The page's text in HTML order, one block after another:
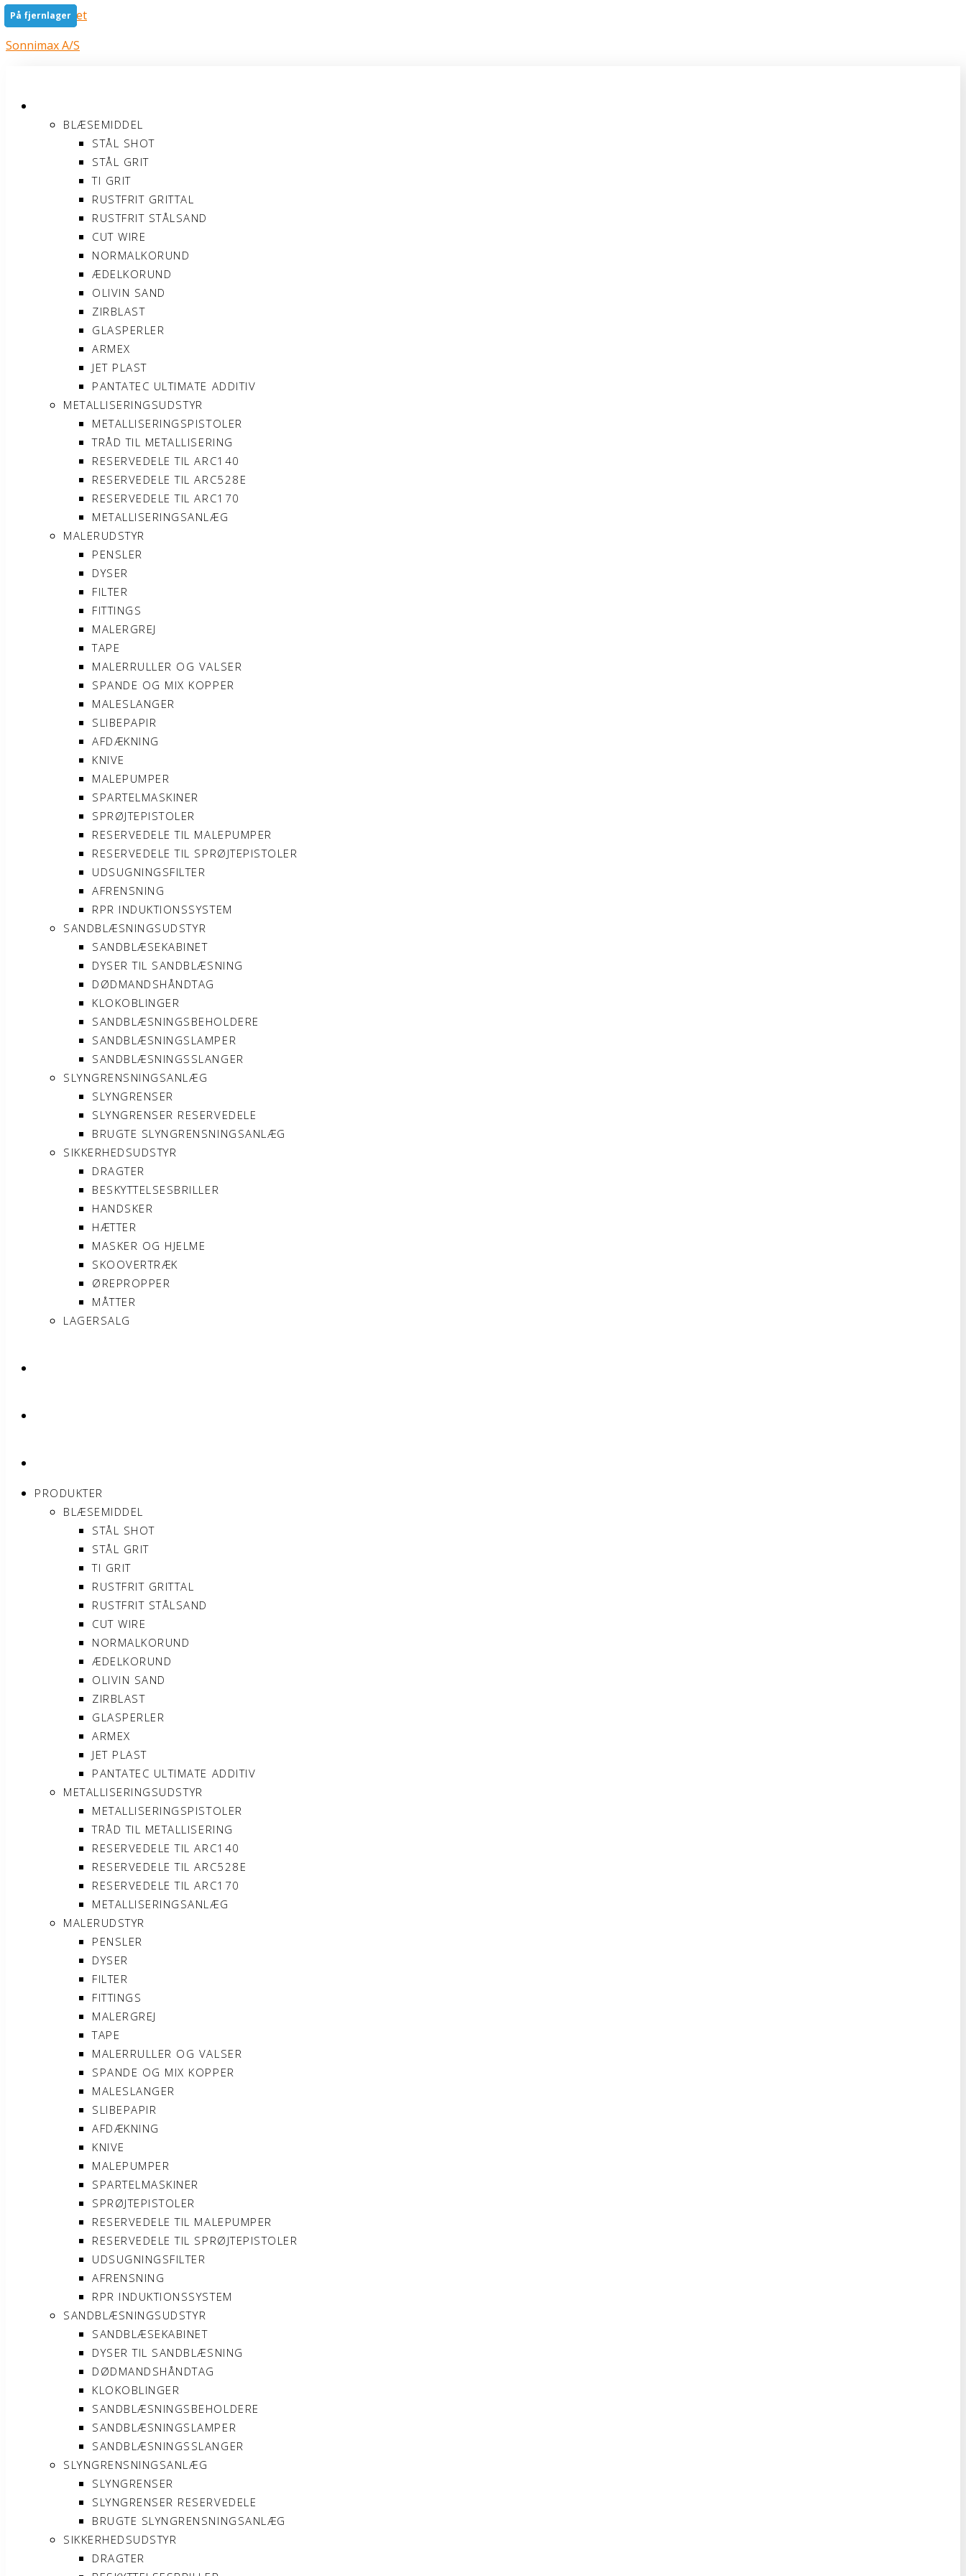
Gå til indholdet
Sonnimax A/S
BLÆSEMIDDEL
STÅL SHOT
STÅL GRIT
TI GRIT
RUSTFRIT GRITTAL
RUSTFRIT STÅLSAND
CUT WIRE
NORMALKORUND
ÆDELKORUND
OLIVIN SAND
ZIRBLAST
GLASPERLER
ARMEX
JET PLAST
PANTATEC ULTIMATE ADDITIV
METALLISERINGSUDSTYR
METALLISERINGSPISTOLER
TRÅD TIL METALLISERING
RESERVEDELE TIL ARC140
RESERVEDELE TIL ARC528E
RESERVEDELE TIL ARC170
METALLISERINGSANLÆG
MALERUDSTYR
PENSLER
DYSER
FILTER
FITTINGS
MALERGREJ
TAPE
MALERRULLER OG VALSER
SPANDE OG MIX KOPPER
MALESLANGER
SLIBEPAPIR
AFDÆKNING
KNIVE
MALEPUMPER
SPARTELMASKINER
SPRØJTEPISTOLER
RESERVEDELE TIL MALEPUMPER
RESERVEDELE TIL SPRØJTEPISTOLER
UDSUGNINGSFILTER
AFRENSNING
RPR INDUKTIONSSYSTEM
SANDBLÆSNINGSUDSTYR
SANDBLÆSEKABINET
DYSER TIL SANDBLÆSNING
DØDMANDSHÅNDTAG
KLOKOBLINGER
SANDBLÆSNINGSBEHOLDERE
SANDBLÆSNINGSLAMPER
SANDBLÆSNINGSSLANGER
SLYNGRENSNINGSANLÆG
SLYNGRENSER
SLYNGRENSER RESERVEDELE
BRUGTE SLYNGRENSNINGSANLÆG
SIKKERHEDSUDSTYR
DRAGTER
BESKYTTELSESBRILLER
HANDSKER
HÆTTER
MASKER OG HJELME
SKOOVERTRÆK
ØREPROPPER
MÅTTER
LAGERSALG
PRODUKTER
BLÆSEMIDDEL
STÅL SHOT
STÅL GRIT
TI GRIT
RUSTFRIT GRITTAL
RUSTFRIT STÅLSAND
CUT WIRE
NORMALKORUND
ÆDELKORUND
OLIVIN SAND
ZIRBLAST
GLASPERLER
ARMEX
JET PLAST
PANTATEC ULTIMATE ADDITIV
METALLISERINGSUDSTYR
METALLISERINGSPISTOLER
TRÅD TIL METALLISERING
RESERVEDELE TIL ARC140
RESERVEDELE TIL ARC528E
RESERVEDELE TIL ARC170
METALLISERINGSANLÆG
MALERUDSTYR
PENSLER
DYSER
FILTER
FITTINGS
MALERGREJ
TAPE
MALERRULLER OG VALSER
SPANDE OG MIX KOPPER
MALESLANGER
SLIBEPAPIR
AFDÆKNING
KNIVE
MALEPUMPER
SPARTELMASKINER
SPRØJTEPISTOLER
RESERVEDELE TIL MALEPUMPER
RESERVEDELE TIL SPRØJTEPISTOLER
UDSUGNINGSFILTER
AFRENSNING
RPR INDUKTIONSSYSTEM
SANDBLÆSNINGSUDSTYR
SANDBLÆSEKABINET
DYSER TIL SANDBLÆSNING
DØDMANDSHÅNDTAG
KLOKOBLINGER
SANDBLÆSNINGSBEHOLDERE
SANDBLÆSNINGSLAMPER
SANDBLÆSNINGSSLANGER
SLYNGRENSNINGSANLÆG
SLYNGRENSER
SLYNGRENSER RESERVEDELE
BRUGTE SLYNGRENSNINGSANLÆG
SIKKERHEDSUDSTYR
DRAGTER
På fjernlager
På fjernlager
På fjernlager